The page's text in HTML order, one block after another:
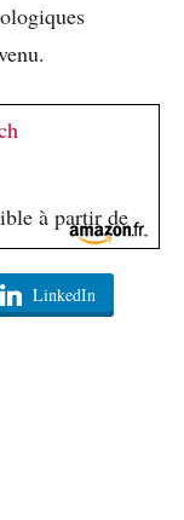
à partir de
LinkedIn